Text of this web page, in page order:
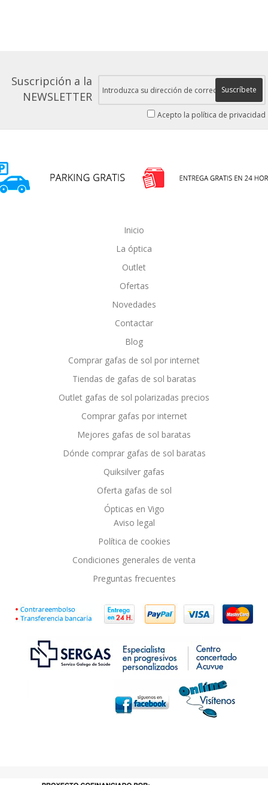
Suscripción a la
NEWSLETTER
Suscríbete
Acepto la política de privacidad
Inicio
La óptica
Outlet
Ofertas
Novedades
Contactar
Blog
Comprar gafas de sol por internet
Tiendas de gafas de sol baratas
Outlet gafas de sol polarizadas precios
Comprar gafas por internet
Mejores gafas de sol baratas
Dónde comprar gafas de sol baratas
Quiksilver gafas
Oferta gafas de sol
Ópticas en Vigo
Aviso legal
Política de cookies
Condiciones generales de venta
Preguntas frecuentes